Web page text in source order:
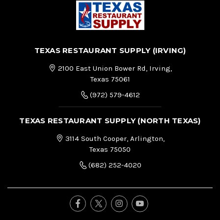
TEXAS RESTAURANT SUPPLY (IRVING)
2100 East Union Bower Rd, Irving,
Texas 75061
(972) 579-4612
TEXAS RESTAURANT SUPPLY (NORTH TEXAS)
3114 South Cooper, Arlington,
Texas 75050
(682) 252-4020